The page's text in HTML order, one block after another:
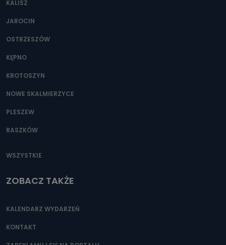
KALISZ
JAROCIN
OSTRZESZÓW
KĘPNO
KROTOSZYN
NOWE SKALMIERZYCE
PLESZEW
RASZKÓW
WSZYSTKIE
ZOBACZ TAKŻE
KALENDARZ WYDARZEŃ
KONTAKT